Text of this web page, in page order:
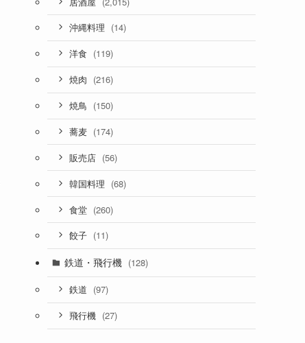
沖縄料理 (14)
洋食 (119)
焼肉 (216)
焼鳥 (150)
蕎麦 (174)
販売店 (56)
韓国料理 (68)
食堂 (260)
餃子 (11)
鉄道・飛行機 (128)
鉄道 (97)
飛行機 (27)